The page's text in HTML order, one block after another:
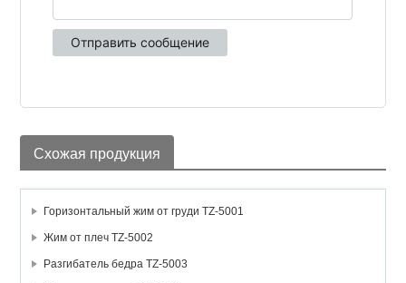
Схожая продукция
Горизонтальный жим от груди TZ-5001
Жим от плеч TZ-5002
Разгибатель бедра TZ-5003